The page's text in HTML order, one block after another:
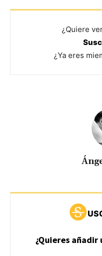
¿Quiere
¿Ya eres
¿Quieres añadir